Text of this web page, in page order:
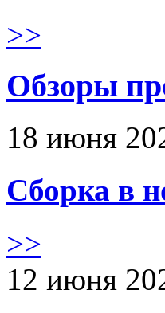
>>
Обзоры
18 июня
Сборка в
>>
12 июня